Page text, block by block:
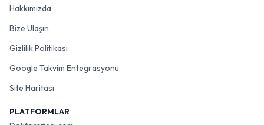
Hakkımızda
Bize Ulaşın
Gizlilik Politikası
Google Takvim Entegrasyonu
Site Haritası
PLATFORMLAR